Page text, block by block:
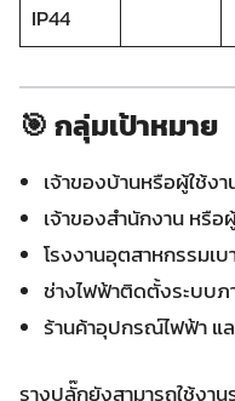
IP44
🎯 กลุ่มเป้าหมาย
เจ้าของบ้านหรือผู้ใช้งา
เจ้าของสำนักงาน หรื
โรงงานอุตสาหกรรมเบ
ช่างไฟฟ้าติดตั้งระบบภ
ร้านค้าอุปกรณ์ไฟฟ้า แ
รางปลั๊กยังสามารถใช้งา